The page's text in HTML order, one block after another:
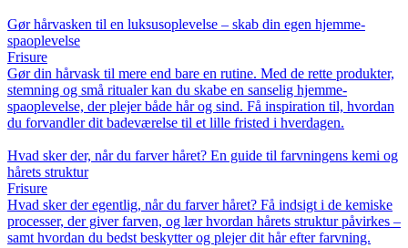
Gør hårvasken til en luksusoplevelse – skab din egen hjemme-
spaoplevelse
Frisure
Gør din hårvask til mere end bare en rutine. Med de rette produkter,
stemning og små ritualer kan du skabe en sanselig hjemme-
spaoplevelse, der plejer både hår og sind. Få inspiration til, hvordan
du forvandler dit badeværelse til et lille fristed i hverdagen.
Hvad sker der, når du farver håret? En guide til farvningens kemi og
hårets struktur
Frisure
Hvad sker der egentlig, når du farver håret? Få indsigt i de kemiske
processer, der giver farven, og lær hvordan hårets struktur påvirkes –
samt hvordan du bedst beskytter og plejer dit hår efter farvning.